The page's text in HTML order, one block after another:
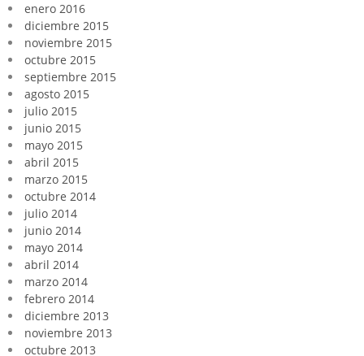
enero 2016
diciembre 2015
noviembre 2015
octubre 2015
septiembre 2015
agosto 2015
julio 2015
junio 2015
mayo 2015
abril 2015
marzo 2015
octubre 2014
julio 2014
junio 2014
mayo 2014
abril 2014
marzo 2014
febrero 2014
diciembre 2013
noviembre 2013
octubre 2013